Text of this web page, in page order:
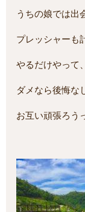
うちの娘では出
プレッシャーも
やるだけやって
ダメなら後悔な
お互い頑張ろう